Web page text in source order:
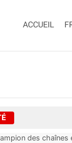
ACCUEIL
des chaînes